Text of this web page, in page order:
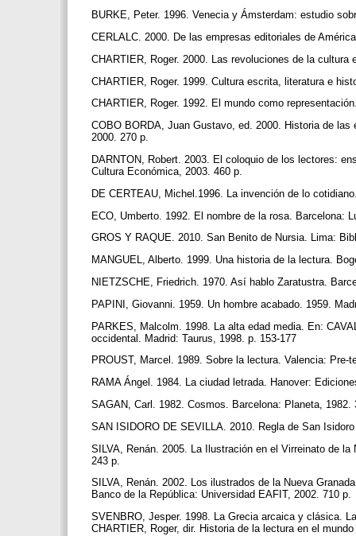
BURKE, Peter. 1996. Venecia y Ámsterdam: estudio
CERLALC. 2000. De las empresas editoriales de
CHARTIER, Roger. 2000. Las revoluciones de la
CHARTIER, Roger. 1999. Cultura escrita, literatura e
CHARTIER, Roger. 1992. El mundo como
COBO BORDA, Juan Gustavo, ed. 2000. Historia de
2000. 270 p.
DARNTON, Robert. 2003. El coloquio de los lectores:
Cultura Económica, 2003. 460 p.
DE CERTEAU, Michel.1996. La invención de lo
ECO, Umberto. 1992. El nombre de la rosa. Barcelona:
GROS Y RAQUE. 2010. San Benito de Nursia. Lima:
MANGUEL, Alberto. 1999. Una historia de la lectura.
NIETZSCHE, Friedrich. 1970. Así hablo Zaratustra.
PAPINI, Giovanni. 1959. Un hombre acabado. 1959.
PARKES, Malcolm. 1998. La alta edad media. En:
occidental. Madrid: Taurus, 1998. p. 153-177
PROUST, Marcel. 1989. Sobre la lectura. Valencia:
RAMA Ángel. 1984. La ciudad letrada. Hanover:
SAGAN, Carl. 1982. Cosmos. Barcelona: Planeta,
SAN ISIDORO DE SEVILLA. 2010. Regla de San
SILVA, Renán. 2005. La Ilustración en el Virreinato de
243 p.
SILVA, Renán. 2002. Los ilustrados de la Nueva
Banco de la República: Universidad EAFIT, 2002. 710 p.
SVENBRO, Jesper. 1998. La Grecia arcaica y clásica.
CHARTIER, Roger, dir. Historia de la lectura en el